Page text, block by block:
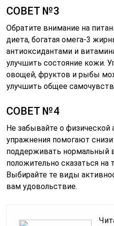
СОВЕТ №3
Обратите внимание на
диета, богатая омега-3
антиоксидантами и
улучшить состояние кожи.
овощей, фруктов и рыбы
улучшить общее
СОВЕТ №4
Не забывайте о физической
упражнения помогают
поддерживать нормальный
положительно сказаться на
Выбирайте те виды
вам удовольствие.